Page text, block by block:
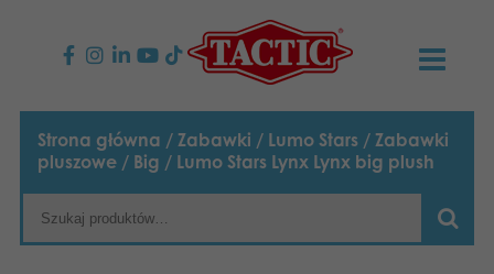
PRODUKTY
Gry dla dzieci
Gry rodzinne
AKTUALNOŚCI
TACTIC
Strona główna / Zabawki / Lumo Stars / Zabawki
pluszowe / Big / Lumo Stars Lynx Lynx big plush